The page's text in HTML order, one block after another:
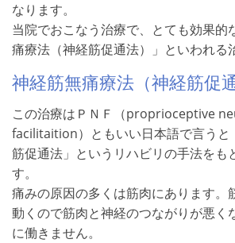
なります。
当院でおこなう治療で、とても効果的
痛療法（神経筋促通法）」といわれる
神経筋無痛療法（神経筋促
この治療はＰＮＦ（proprioceptive
facilitaition）ともいい日本語で言うと
筋促通法」というリハビリの手法をも
す。
痛みの原因の多くは筋肉にあります。
動くので筋肉と神経のつながりが悪く
に働きません。